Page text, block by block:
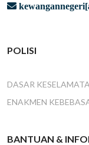
POLISI
DASAR
ENAKMEN
BANTUAN &